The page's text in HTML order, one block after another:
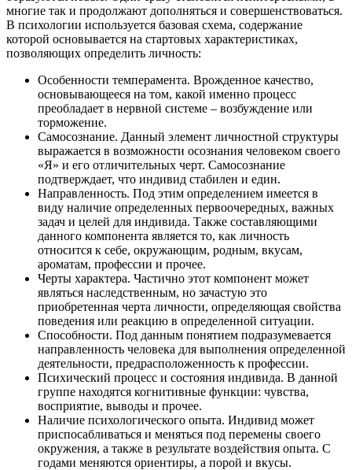
многие так и продолжают дополняться и совершенствоваться.
В психологии используется базовая схема, содержание
которой основывается на стартовых характеристиках,
позволяющих определить личность:
Особенности темперамента. Врожденное качество,
основывающееся на том, какой именно процесс
преобладает в нервной системе – возбуждение или
торможение.
Самосознание. Данный элемент личностной структуры
выражается в возможности осознания человеком своего
«Я» и его отличительных черт. Самосознание
подтверждает, что индивид стабилен и един.
Направленность. Под этим определением имеется в
виду наличие определенных первоочередных, важных
задач и целей для индивида. Также составляющими
данного компонента является то, как личность
относится к себе, окружающим, родным, вкусам,
ароматам, профессии и прочее.
Черты характера. Частично этот компонент может
являться наследственным, но зачастую это
приобретенная черта личности, определяющая свойства
поведения или реакцию в определенной ситуации.
Способности. Под данным понятием подразумевается
направленность человека для выполнения определенной
деятельности, предрасположенность к профессии.
Психический процесс и состояния индивида. В данной
группе находятся когнитивные функции: чувства,
восприятие, выводы и прочее.
Наличие психологического опыта. Индивид может
приспосабливаться и меняться под перемены своего
окружения, а также в результате воздействия опыта. С
годами меняются ориентиры, а порой и вкусы.